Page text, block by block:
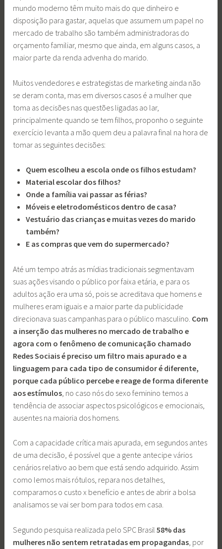
mundo moderno têm muito mais do que dinheiro e
disposição para gastar, aquelas que assumem um papel no
mercado de trabalho são também administradoras do
orçamento familiar, mesmo que ainda, em alguns casos, a
maior parte da renda advenha do marido.
Muitos vendedores e estrategistas de marketing ainda não
se deram conta, mas em diversos casos é a mulher que
toma as decisões nas questões ligadas ao lar,
principalmente quando se tem filhos, proponho o seguinte
exercício levanta a mão quem deu a palavra final na hora de
tomar as seguintes decisões:
Quem escolheu a escola onde os filhos estudam?
Material escolar dos filhos?
Onde a família vai passar as férias?
Móveis e eletrodomésticos dentro de casa?
Vestuário das crianças e muitas vezes do marido
também?
E as compras que vem do supermercado?
Até um tempo atrás as mídias tradicionais segmentavam
suas ações visando o público por faixa etária, e para os
adultos ação era uma só, pois se acreditava que homens e
mulheres eram iguais e a maior parte da publicidade
direcionava suas campanhas para o público masculino. Com
a inserção das mulheres no mercado de trabalho e
agora com o fenômeno de comunicação chamado
Redes Sociais é preciso um filtro mais apurado e a
linguagem para cada tipo de consumidor é diferente,
porque cada público percebe e reage de forma diferente
aos estímulos , no caso nós do sexo feminino temos a
tendência de associar aspectos psicológicos e emocionais,
ausentes na maioria dos homens.
Com a capacidade crítica mais apurada, em segundos antes
de uma decisão, é possível que a gente antecipe vários
cenários relativo ao bem que está sendo adquirido. Assim
como lemos mais rótulos, repara nos detalhes,
comparamos o custo x benefício e antes de abrir a bolsa
analisamos se vai ser bom para todos em casa.
Segundo pesquisa realizada pelo SPC Brasil58% das
mulheres não sentem retratadas em propagandas, por